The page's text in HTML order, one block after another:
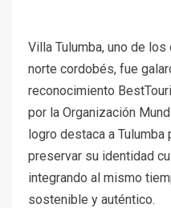
Villa Tulumba, uno de
norte cordobés, fue
reconocimiento
por la Organización
logro destaca a Tulumba
preservar su identidad
integrando al mismo
sostenible y auténtico.